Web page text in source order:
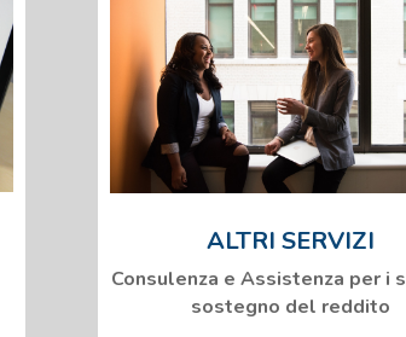
ALTRI SERVIZI
Consulenza e Assistenza per i
sostegno del reddito